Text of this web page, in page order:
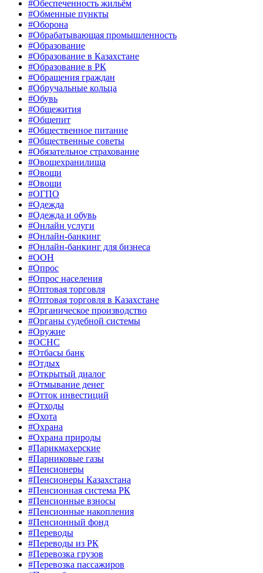
#Обеспеченность жильём
#Обменные пункты
#Оборона
#Обрабатывающая промышленность
#Образование
#Образование в Казахстане
#Образование в РК
#Обращения граждан
#Обручальные кольца
#Обувь
#Общежития
#Общепит
#Общественное питание
#Общественные советы
#Обязательное страхование
#Овощехранилища
#Овощи
#Овощи
#ОГПО
#Одежда
#Одежда и обувь
#Онлайн услуги
#Онлайн-банкинг
#Онлайн-банкинг для бизнеса
#ООН
#Опрос
#Опрос населения
#Оптовая торговля
#Оптовая торговля в Казахстане
#Органическое производство
#Органы судебной системы
#Оружие
#ОСНС
#Отбасы банк
#Отдых
#Открытый диалог
#Отмывание денег
#Отток инвестиций
#Отходы
#Охота
#Охрана
#Охрана природы
#Парикмахерские
#Парниковые газы
#Пенсионеры
#Пенсионеры Казахстана
#Пенсионная система РК
#Пенсионные взносы
#Пенсионные накопления
#Пенсионный фонд
#Переводы
#Переводы из РК
#Перевозка грузов
#Перевозка пассажиров